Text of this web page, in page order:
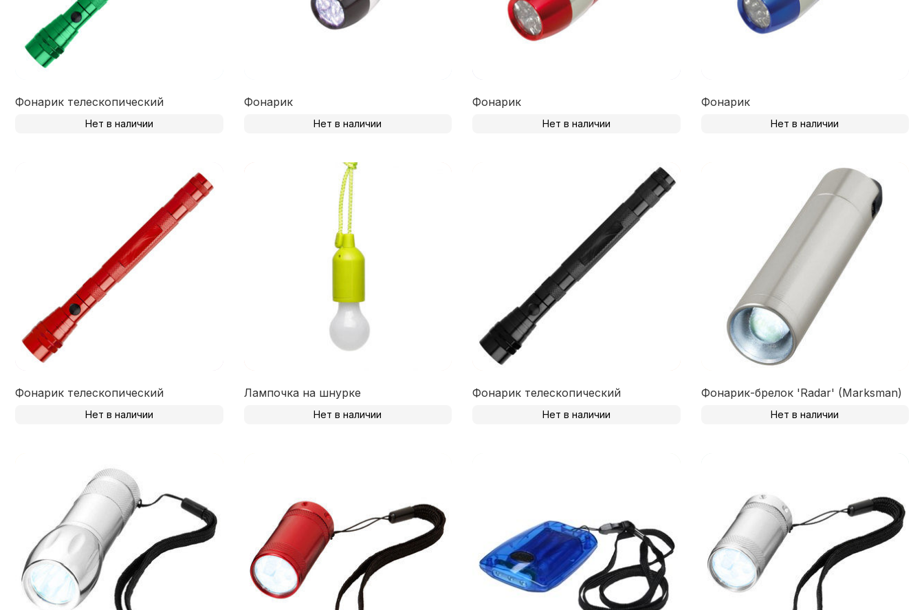
Фонарик телескопический
Нет в наличии
Фонарик
Нет в наличии
Фонарик
Нет в наличии
Фонарик
Нет в наличии
Фонарик телескопический
Нет в наличии
Лампочка на шнурке
Нет в наличии
Фонарик телескопический
Нет в наличии
Фонарик-брелок 'Radar' (Marksman)
Нет в наличии